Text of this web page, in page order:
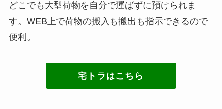
どこでも大型荷物を自分で運ばずに預けられま
す。WEB上で荷物の搬入も搬出も指示できるので
便利。
宅トラはこちら